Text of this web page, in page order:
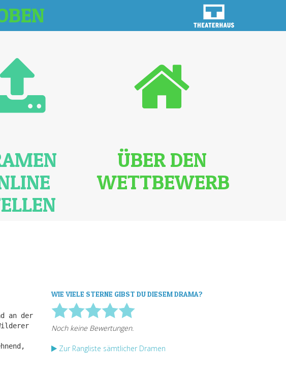
ÜBER DEN
WETTBEWERB
an der
WIE VIELE STERNE GIBST DU DIESEM DRAMA?
Zur Rangliste sämtlicher Dramen